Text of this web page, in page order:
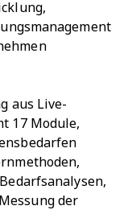
aus Live-
17 Module,
der